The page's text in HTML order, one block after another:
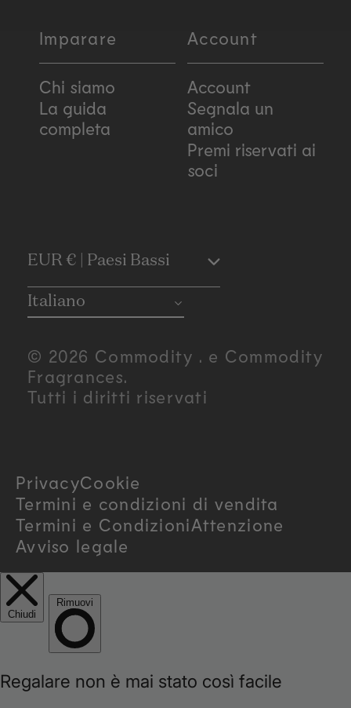
Imparare
Chi siamo
La guida
completa
Account
Account
Segnala un
amico
Premi riservati ai
soci
C
o
u
n
y
/
r
e
g
i
EUR € | Paesi Bassi
Italiano
© 2026 Commodity . e Commodity
Fragrances.
Tutti i diritti riservati
PrivacyCookie
Termini e condizioni di vendita
Termini e CondizioniAttenzione
Avviso legale